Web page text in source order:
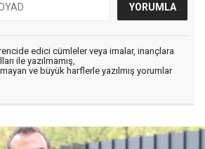
edici cümleler veya imalar, inançlara
ile yazılmamış,
ve büyük harflerle yazılmış yorumlar